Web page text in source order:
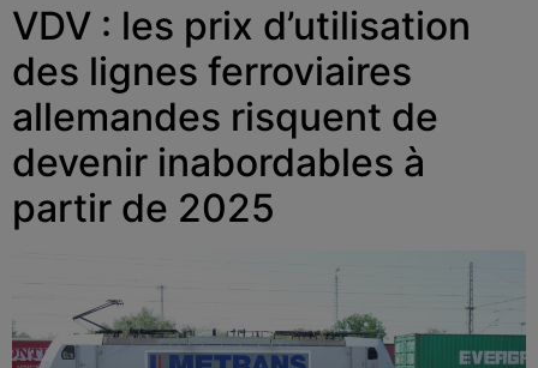
VDV : les prix d’utilisation
des lignes ferroviaires
allemandes risquent de
devenir inabordables à
partir de 2025